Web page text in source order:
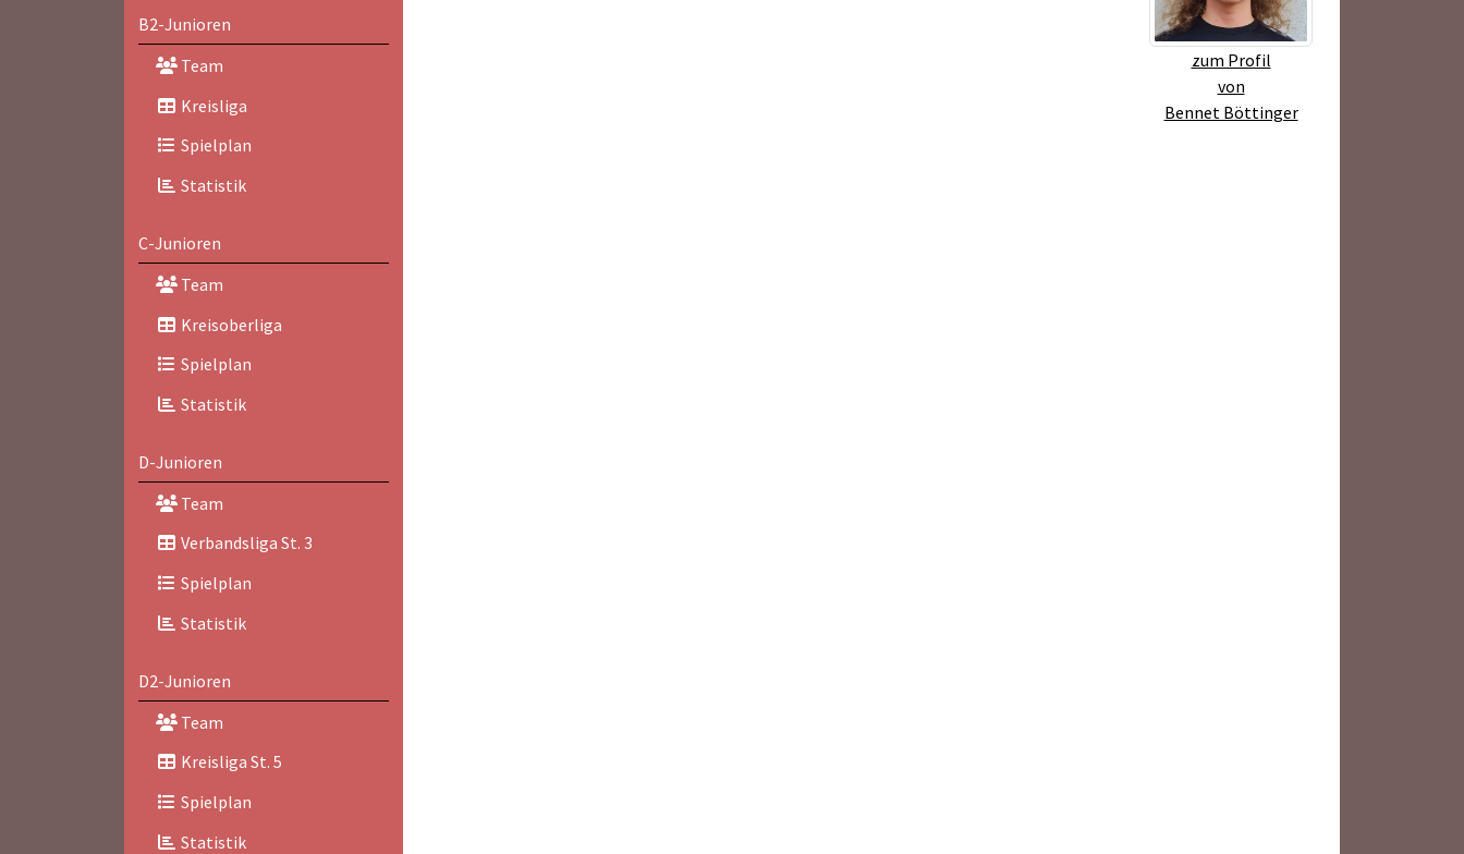
B2-Junioren
Team
Kreisliga
Spielplan
Statistik
C-Junioren
Team
Kreisoberliga
Spielplan
Statistik
D-Junioren
Team
Verbandsliga St. 3
Spielplan
Statistik
D2-Junioren
Team
Kreisliga St. 5
Spielplan
Statistik
zum Profil
von
Bennet Böttinger